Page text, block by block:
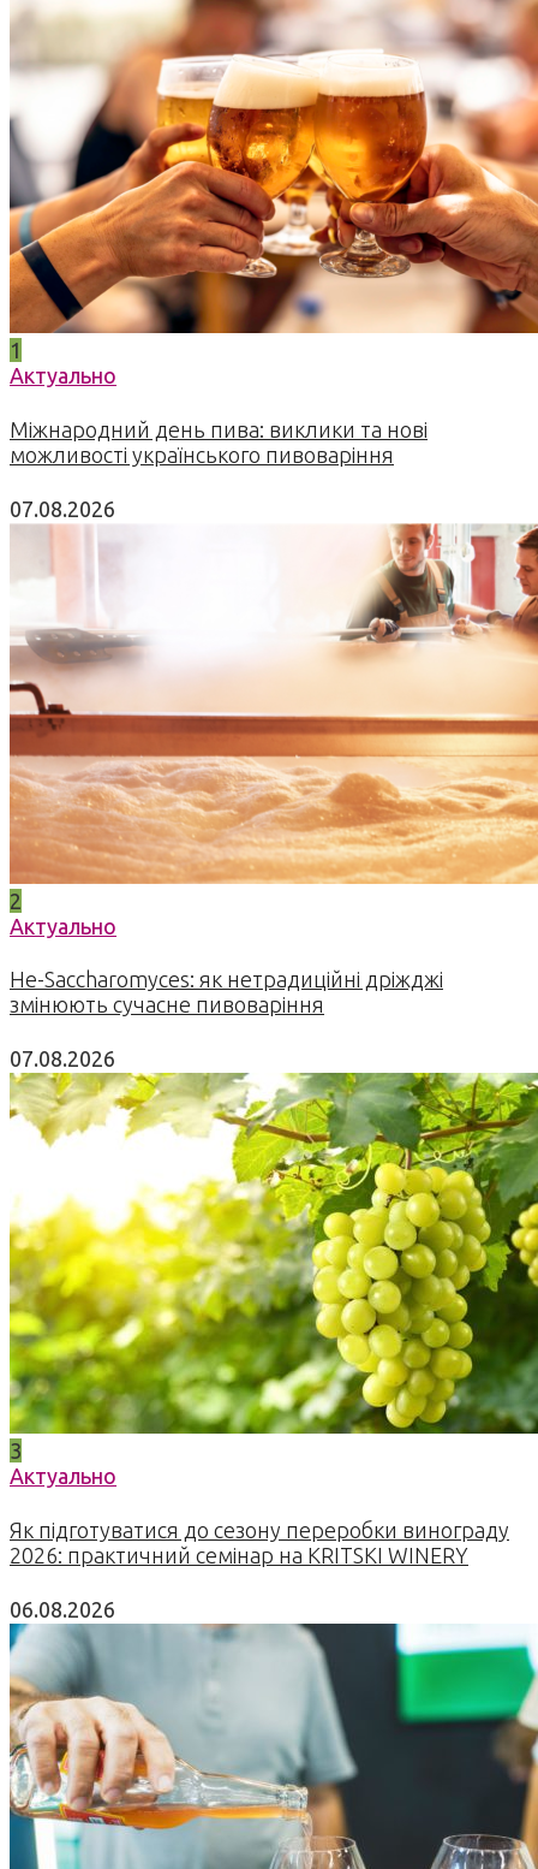
1
Актуально
Міжнародний день пива: виклики та нові
можливості українського пивоваріння
07.08.2026
2
Актуально
Не-Saccharomyces: як нетрадиційні дріжджі
змінюють сучасне пивоваріння
07.08.2026
3
Актуально
Як підготуватися до сезону переробки винограду
2026: практичний семінар на KRITSKI WINERY
06.08.2026